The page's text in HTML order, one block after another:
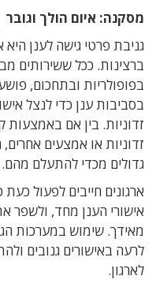
מסקנה: איום הולך וגובר
גניבת פרטי גישה לענן
ברצינות. ככל ששירותים
בפופולריות ובתחכום,
בסביבות ענן כדי לנצל
זדוניות או אמצעים
גדולים מכדי להתעלם מהם.
ארגונים חייבים לפעול
אישורי הענן מחד, ולשפר
לרעה באישורים גנובים
לארגון.